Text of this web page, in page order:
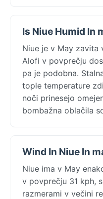
Is Niue Humid In
Niue je v May
Alofi v povprečju
pa je podobna.
tople temperature
noči prinesejo
bombažna oblačila
Wind In Niue In
Niue ima v May
v povprečju 31 kph,
razmerami v večini